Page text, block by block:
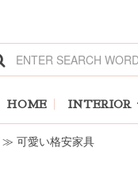
HOME INTERIOR
≫ 可愛い格安家具